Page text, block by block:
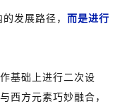
发展路径， 而是进行
基础上进行二次设
西方元素巧妙融合，